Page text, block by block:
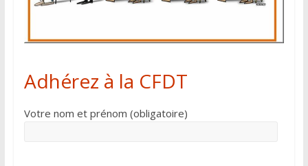
Adhérez à la CFDT
Votre nom et prénom (obligatoire)